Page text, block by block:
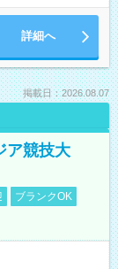
詳細へ
掲載日：2026.08.07
ア競技大
ブランクOK